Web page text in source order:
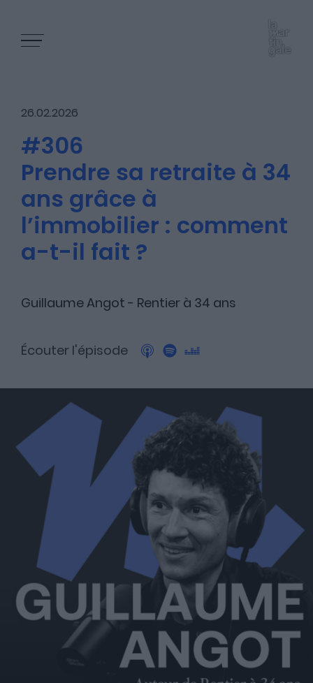
Les épisodes
Les articles
Nous contacter
Fundora
Merci à notre partenaire !
Découvrez Fundora,
la plateforme qui démocratise l’investissement en private
equity et en dette privée.
26.02.2026
#306
Prendre sa retraite à 34
ans grâce à
l’immobilier : comment
a-t-il fait ?
Guillaume Angot - Rentier à 34 ans
Écouter l'épisode